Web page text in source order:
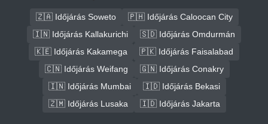
🇿🇦 Időjárás Soweto
🇵🇭 Időjárás Caloocan City
🇮🇳 Időjárás Kallakurichi
🇸🇩 Időjárás Omdurmán
🇰🇪 Időjárás Kakamega
🇵🇰 Időjárás Faisalabad
🇨🇳 Időjárás Weifang
🇬🇳 Időjárás Conakry
🇮🇳 Időjárás Mumbai
🇮🇩 Időjárás Bekasi
🇿🇲 Időjárás Lusaka
🇮🇩 Időjárás Jakarta